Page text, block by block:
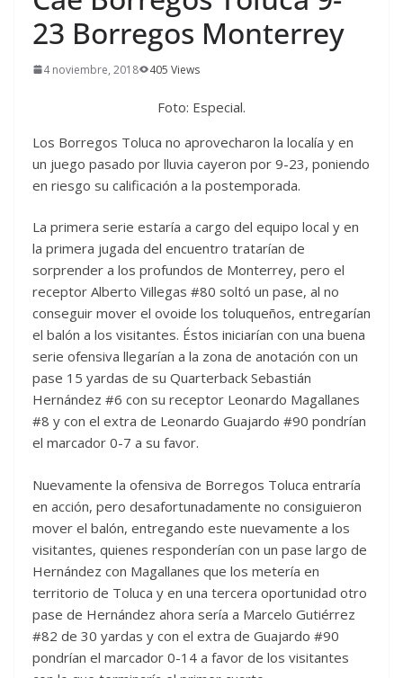
23 Borregos Monterrey
4 noviembre, 2018 405 Views
Foto: Especial.
Los Borregos Toluca no aprovecharon la localía y en
un juego pasado por lluvia cayeron por 9-23, poniendo
en riesgo su calificación a la postemporada.
La primera serie estaría a cargo del equipo local y en
la primera jugada del encuentro tratarían de
sorprender a los profundos de Monterrey, pero el
receptor Alberto Villegas #80 soltó un pase, al no
conseguir mover el ovoide los toluqueños, entregarían
el balón a los visitantes. Éstos iniciarían con una buena
serie ofensiva llegarían a la zona de anotación con un
pase 15 yardas de su Quarterback Sebastián
Hernández #6 con su receptor Leonardo Magallanes
#8 y con el extra de Leonardo Guajardo #90 pondrían
el marcador 0-7 a su favor.
Nuevamente la ofensiva de Borregos Toluca entraría
en acción, pero desafortunadamente no consiguieron
mover el balón, entregando este nuevamente a los
visitantes, quienes responderían con un pase largo de
Hernández con Magallanes que los metería en
territorio de Toluca y en una tercera oportunidad otro
pase de Hernández ahora sería a Marcelo Gutiérrez
#82 de 30 yardas y con el extra de Guajardo #90
pondrían el marcador 0-14 a favor de los visitantes